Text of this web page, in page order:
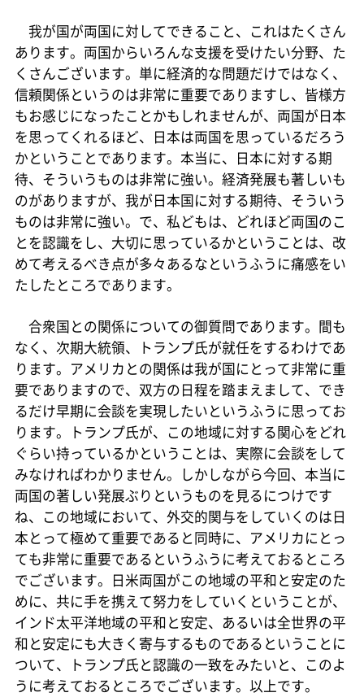
我が国が両国に対してできること、これはたくさん
あります。両国からいろんな支援を受けたい分野、た
くさんございます。単に経済的な問題だけではなく、
信頼関係というのは非常に重要でありますし、皆様方
もお感じになったことかもしれませんが、両国が日本
を思ってくれるほど、日本は両国を思っているだろう
かということであります。本当に、日本に対する期
待、そういうものは非常に強い。経済発展も著しいも
のがありますが、我が日本国に対する期待、そういう
ものは非常に強い。で、私どもは、どれほど両国のこ
とを認識をし、大切に思っているかということは、改
めて考えるべき点が多々あるなというふうに痛感をい
たしたところであります。
合衆国との関係についての御質問であります。間も
なく、次期大統領、トランプ氏が就任をするわけであ
ります。アメリカとの関係は我が国にとって非常に重
要でありますので、双方の日程を踏まえまして、でき
るだけ早期に会談を実現したいというふうに思ってお
ります。トランプ氏が、この地域に対する関心をどれ
ぐらい持っているかということは、実際に会談をして
みなければわかりません。しかしながら今回、本当に
両国の著しい発展ぶりというものを見るにつけです
ね、この地域において、外交的関与をしていくのは日
本とって極めて重要であると同時に、アメリカにとっ
ても非常に重要であるというふうに考えておるところ
でございます。日米両国がこの地域の平和と安定のた
めに、共に手を携えて努力をしていくということが、
インド太平洋地域の平和と安定、あるいは全世界の平
和と安定にも大きく寄与するものであるということに
ついて、トランプ氏と認識の一致をみたいと、このよ
うに考えておるところでございます。以上です。